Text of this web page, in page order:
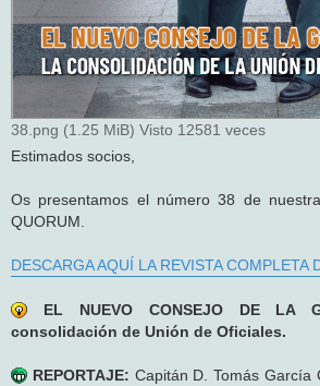
38.png (1.25 MiB) Visto 12581 veces
Estimados socios,
Os presentamos el número 38 de
QUORUM.
DESCARGA AQUÍ LA REVISTA COMPLETA
EL NUEVO CONSEJO DE LA
consolidación de Unión de Oficiales.
REPORTAJE: Capitán D. Tomás García